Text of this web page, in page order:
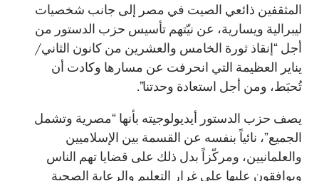
المثقفين ذائعي الصيت في مصر إلى جانب شخصيات
ليبرالية ويسارية، عن نيّتهم تأسيس حزب الدستور من
أجل “إنقاذ ثورة الخامس والعشرين من كانون الثاني/
يناير العظيمة التي انحرفت عن مسارها وكادت أن
تُحبَط، ومن أجل استعادة وحدتنا”.
يصف حزب الدستور أيديولوجيته بأنها “مصرية وتشمل
الجميع”، نائياً بنفسه عن القسمة بين الإسلاميين
والعلمانيين، ومركّزاً بدل ذلك على قضايا تهم الناس
ويوافقون عليها على غرار التعليم والرعاية الصحية